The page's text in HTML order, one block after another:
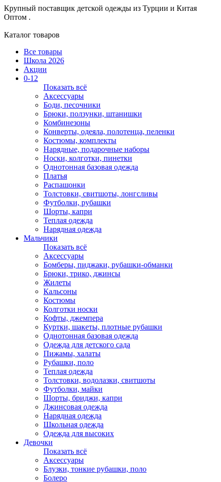
Крупный поставщик детской одежды из Турции и Китая
Оптом .
Каталог товаров
Все товары
Школа 2026
Акции
0-12
Показать всё
Аксессуары
Боди, песочники
Брюки, ползунки, штанишки
Комбинезоны
Конверты, одеяла, полотенца, пеленки
Костюмы, комплекты
Нарядные, подарочные наборы
Носки, колготки, пинетки
Однотонная базовая одежда
Платья
Распашонки
Толстовки, свитшоты, лонгсливы
Футболки, рубашки
Шорты, капри
Теплая одежда
Нарядная одежда
Мальчики
Показать всё
Аксессуары
Бомберы, пиджаки, рубашки-обманки
Брюки, трико, джинсы
Жилеты
Кальсоны
Костюмы
Колготки носки
Кофты, джемпера
Куртки, шакеты, плотные рубашки
Однотонная базовая одежда
Одежда для детского сада
Пижамы, халаты
Рубашки, поло
Теплая одежда
Толстовки, водолазки, свитшоты
Футболки, майки
Шорты, бриджи, капри
Джинсовая одежда
Нарядная одежда
Школьная одежда
Одежда для высоких
Девочки
Показать всё
Аксессуары
Блузки, тонкие рубашки, поло
Болеро